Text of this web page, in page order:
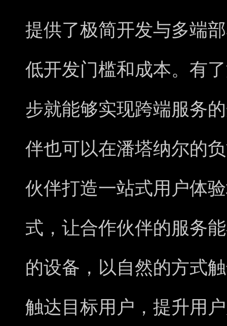
提供了极简开发与多端
低开发门槛和成本。有
步就能够实现跨端服务
伴也可以在潘塔纳尔的
伙伴打造一站式用户体
式，让合作伙伴的服务
的设备，以自然的方式
触达目标用户，提升用